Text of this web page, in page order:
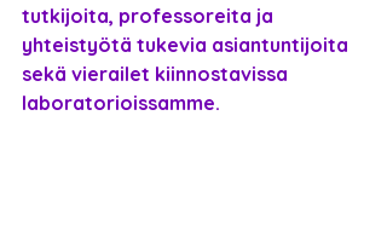
tutkijoita, professoreita ja
yhteistyötä tukevia asiantuntijoita
sekä vierailet kiinnostavissa
laboratorioissamme.